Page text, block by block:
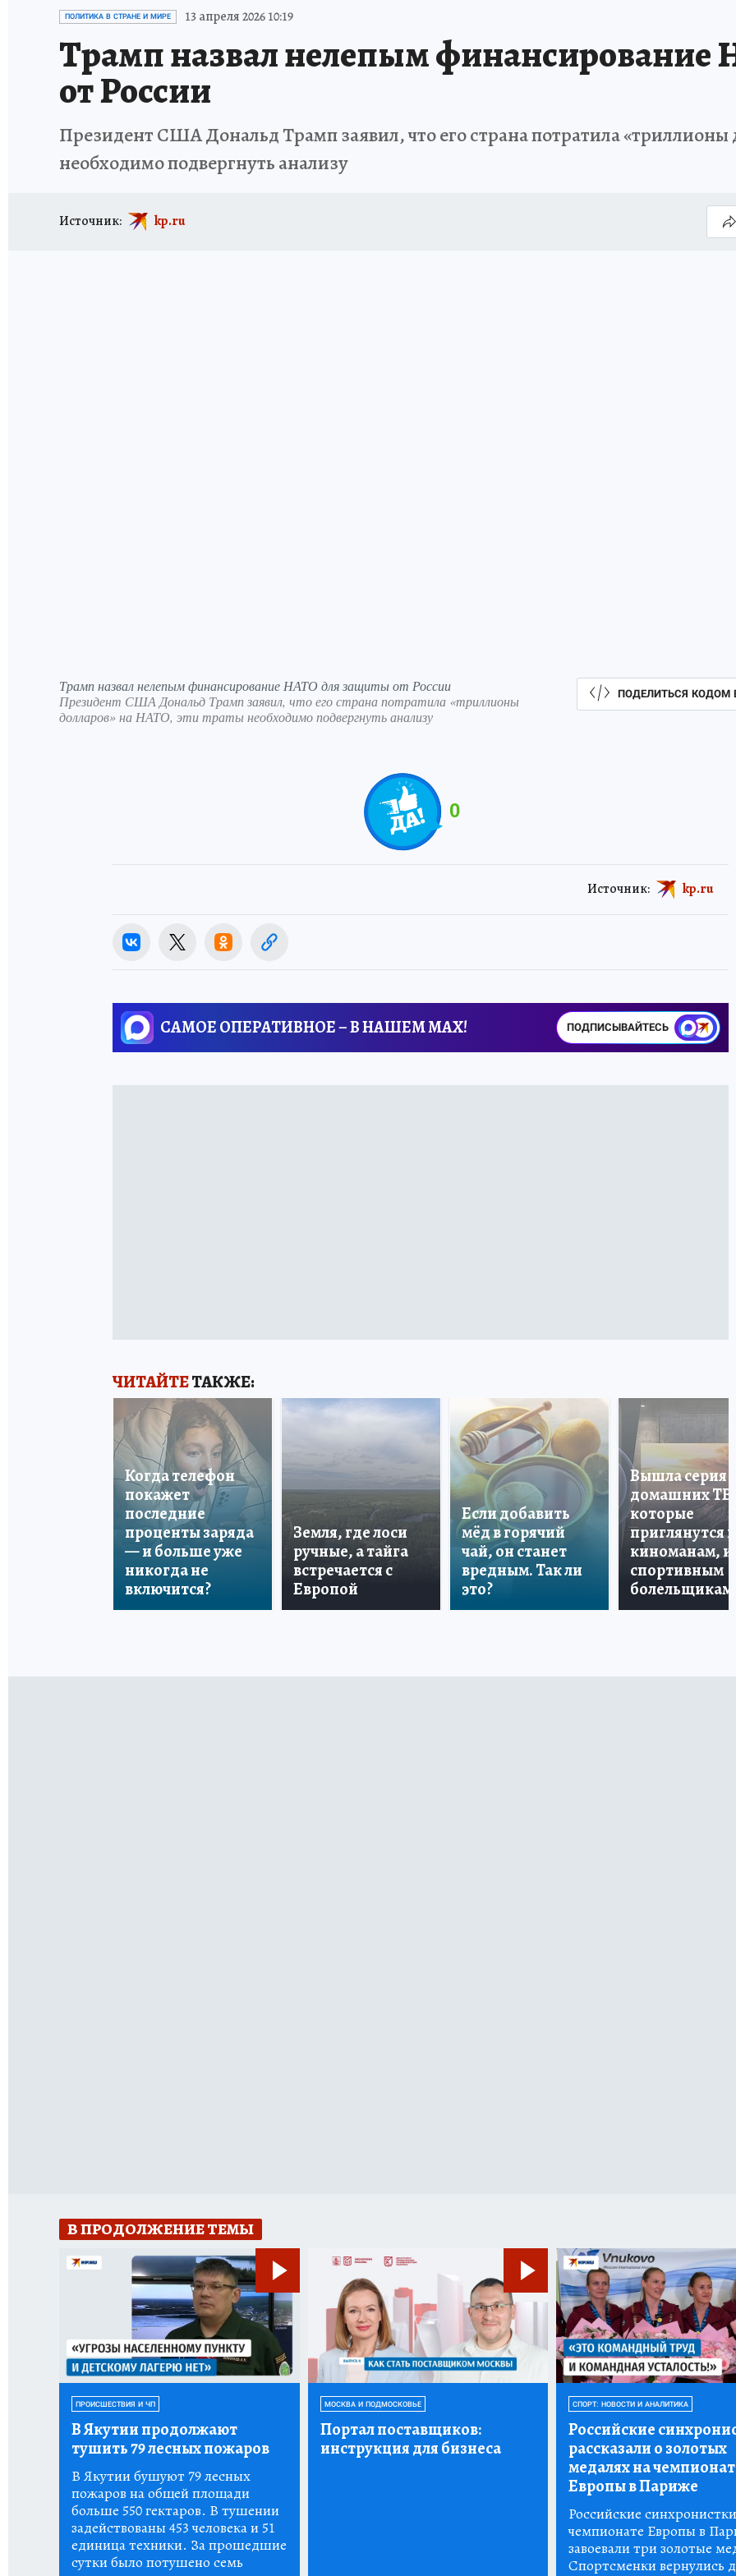
ИСПЫТАНО НА СЕБЕ
ПОЛИТИКА В СТРАНЕ И МИРЕ 13 апреля 2026 10:19
Трамп назвал нелепым финансирование
от России
Президент США Дональд Трамп заявил, что его страна потратила
необходимо подвергнуть анализу
Источник: kp.ru
Трамп назвал нелепым финансирование НАТО для защиты от России
Президент США Дональд Трамп заявил, что его страна потратила «триллионы
долларов» на НАТО, эти траты необходимо подвергнуть анализу
ПОДЕЛИТЬСЯ КОДОМ
0
Источник: kp.ru
САМОЕ ОПЕРАТИВНОЕ – В НАШЕМ MAX! ПОДПИСЫВАЙТЕСЬ
ЧИТАЙТЕТАКЖЕ:
Когда телефон
покажет
последние
проценты заряда
— и больше уже
никогда не
включится?
Земля, где лоси
ручные, а тайга
встречается с
Европой
Если добавить
мёд в горячий
чай, он станет
вредным. Так ли
это?
Вышла серия
домашних ТВ,
которые
приглянутся и
киноманам, и
спортивным
болельщикам
В ПРОДОЛЖЕНИЕ ТЕМЫ
ПРОИСШЕСТВИЯ И ЧП
В Якутии продолжают
тушить 79 лесных пожаров
В Якутии бушуют 79 лесных
пожаров на общей площади
больше 550 гектаров. В тушении
задействованы 453 человека и 51
единица техники. За прошедшие
сутки было потушено семь
МОСКВА И ПОДМОСКОВЬЕ
Портал поставщиков:
инструкция для бизнеса
СПОРТ: НОВОСТИ И АНАЛИТИКА
Российские
рассказали о золотых
медалях на
Европы в Париже
Российские
чемпионате Европы в
завоевали три золотые
Спортсменки вернулись